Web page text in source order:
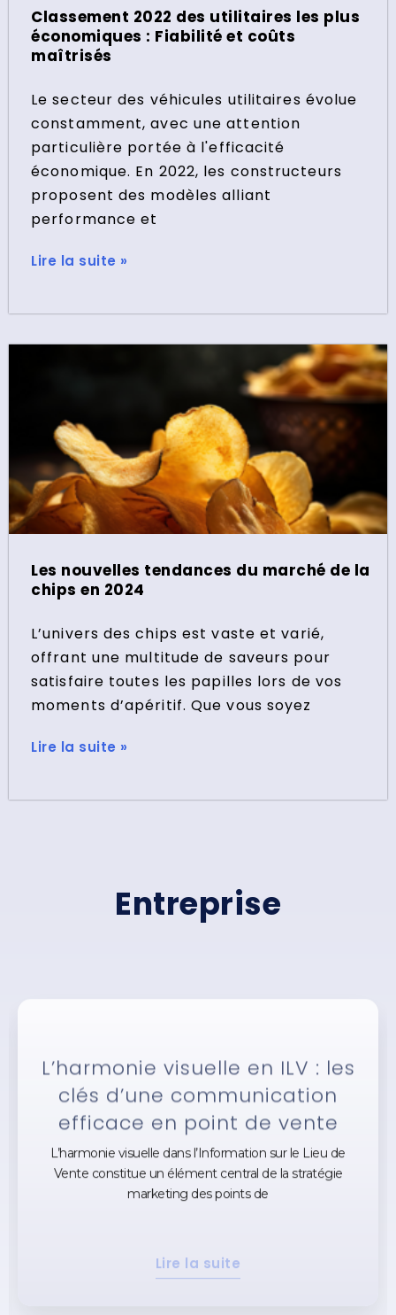
Classement 2022 des utilitaires les plus
économiques : Fiabilité et coûts
maîtrisés
Le secteur des véhicules utilitaires évolue
constamment, avec une attention
particulière portée à l'efficacité
économique. En 2022, les constructeurs
proposent des modèles alliant
performance et
Lire la suite »
Les nouvelles tendances du marché de la
chips en 2024
L’univers des chips est vaste et varié,
offrant une multitude de saveurs pour
satisfaire toutes les papilles lors de vos
moments d’apéritif. Que vous soyez
Lire la suite »
Entreprise
efficace en point de vente
Vente constitue un élément central de la stratégie
marketing des points de
Lire la suite